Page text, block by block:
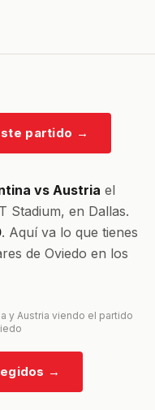
partido →
vs Austria el
Stadium, en Dallas.
. Aquí va lo que tienes
de Oviedo en los
y Austria viendo el partido
→